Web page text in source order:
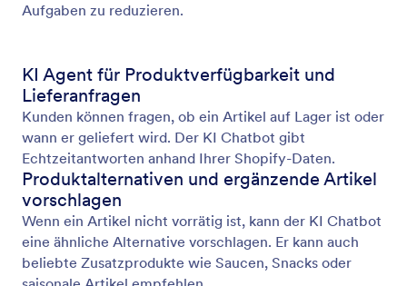
Aufgaben zu reduzieren.
KI Agent für Produktverfügbarkeit und
Lieferanfragen
Kunden können fragen, ob ein Artikel auf Lager ist oder
wann er geliefert wird. Der KI Chatbot gibt
Echtzeitantworten anhand Ihrer Shopify-Daten.
Produktalternativen und ergänzende Artikel
vorschlagen
Wenn ein Artikel nicht vorrätig ist, kann der KI Chatbot
eine ähnliche Alternative vorschlagen. Er kann auch
beliebte Zusatzprodukte wie Saucen, Snacks oder